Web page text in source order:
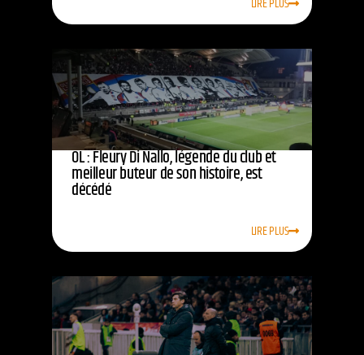
LIRE PLUS
OL : Fleury Di Nallo, légende du club et
meilleur buteur de son histoire, est
décédé
LIRE PLUS